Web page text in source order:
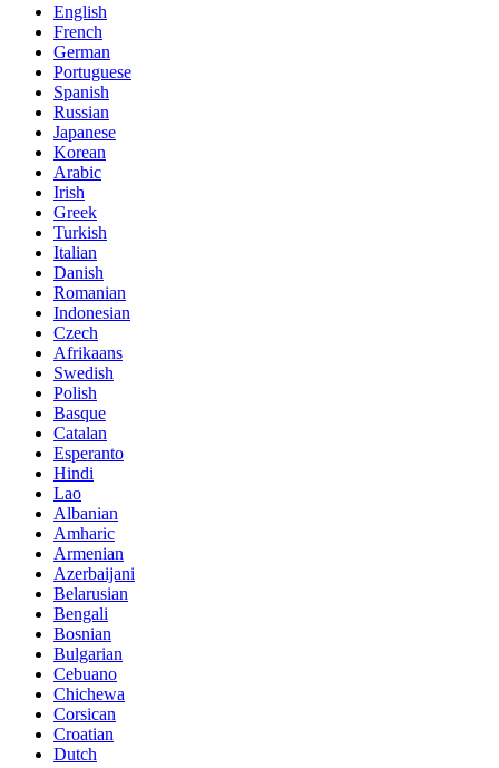
English
French
German
Portuguese
Spanish
Russian
Japanese
Korean
Arabic
Irish
Greek
Turkish
Italian
Danish
Romanian
Indonesian
Czech
Afrikaans
Swedish
Polish
Basque
Catalan
Esperanto
Hindi
Lao
Albanian
Amharic
Armenian
Azerbaijani
Belarusian
Bengali
Bosnian
Bulgarian
Cebuano
Chichewa
Corsican
Croatian
Dutch